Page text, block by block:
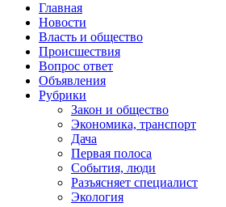
Главная
Новости
Власть и общество
Происшествия
Вопрос ответ
Объявления
Рубрики
Закон и общество
Экономика, транспорт
Дача
Первая полоса
События, люди
Разъясняет специалист
Экология